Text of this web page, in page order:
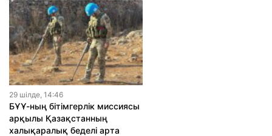
29 шiлде, 14:46
БҰҰ-ның бітімгерлік миссиясы
арқылы Қазақстанның
халықаралық беделі арта